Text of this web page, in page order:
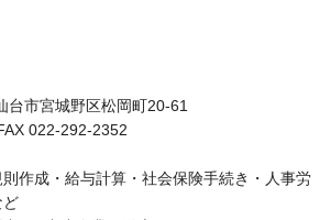
市宮城野区松岡町20-61
022-292-2352
作成・給与計算・社会保険手続き・人事労
ど